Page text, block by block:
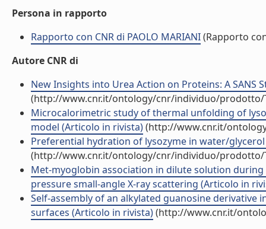
Persona in rapporto
Rapporto con CNR di PAOLO MARIANI(Rapporto
Autore CNR di
New Insights into Urea Action on Proteins: A SANS
(http://www.cnr.it/ontology/cnr/individuo/prodotto/
Microcalorimetric study of thermal unfolding of
model (Articolo in rivista)(http://www.cnr.it/
Preferential hydration of lysozyme in water/
(http://www.cnr.it/ontology/cnr/individuo/prodotto/
Met-myoglobin association in dilute solution
pressure small-angle X-ray scattering (Articolo in
Self-assembly of an alkylated guanosine
surfaces (Articolo in rivista)(http://www.cnr.it/